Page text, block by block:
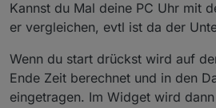
Kannst du Mal deine PC Uhr mit
er vergleichen, evtl ist da der
Wenn du start drückst wird auf
Ende Zeit berechnet und in den
eingetragen. Im Widget wird